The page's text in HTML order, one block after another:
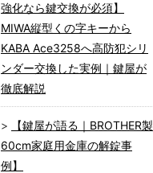
強化なら鍵交換が必須】
MIWA縦型くの字キーから
KABA Ace3258へ高防犯シリ
ンダー交換した実例｜鍵屋が
徹底解説
【鍵屋が語る｜BROTHER製
60cm家庭用金庫の解錠事
例】